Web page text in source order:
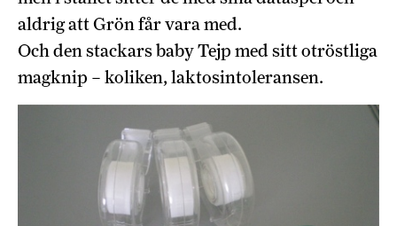
aldrig att Grön får vara med.
Och den stackars baby Tejp med sitt otröstliga
magknip – koliken, laktosintoleransen.